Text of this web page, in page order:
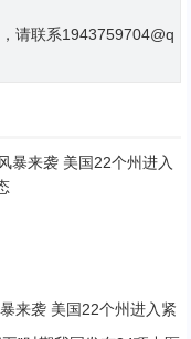
请联系1943759704@q
来袭 美国22个州进入紧
急状态